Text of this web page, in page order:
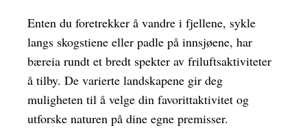
Enten du foretrekker å vandre i fjellene, sykle
langs skogstiene eller padle på innsjøene, har
bæreia rundt et bredt spekter av friluftsaktiviteter
å tilby. De varierte landskapene gir deg
muligheten til å velge din favorittaktivitet og
utforske naturen på dine egne premisser.